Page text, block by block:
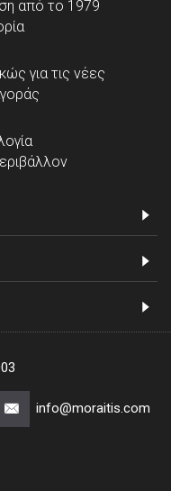
από το 1979
για τις νέες
info@moraitis.com